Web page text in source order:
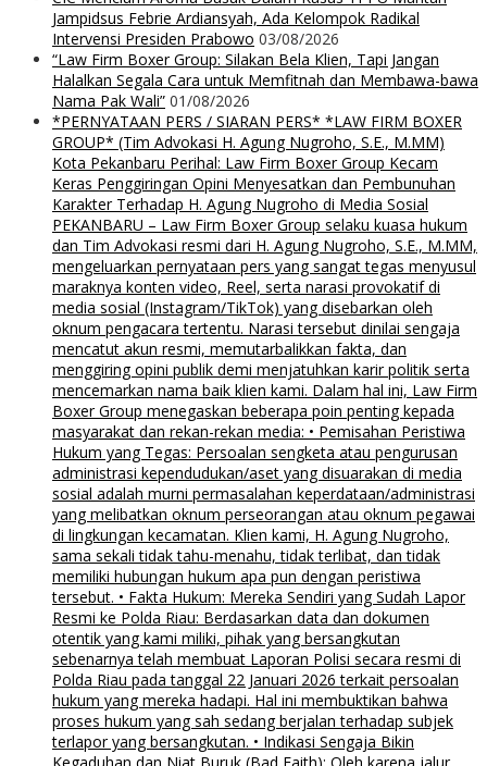
Jampidsus Febrie Ardiansyah, Ada Kelompok Radikal
Intervensi Presiden Prabowo 03/08/2026
“Law Firm Boxer Group: Silakan Bela Klien, Tapi Jangan
Halalkan Segala Cara untuk Memfitnah dan Membawa-bawa
Nama Pak Wali” 01/08/2026
*PERNYATAAN PERS / SIARAN PERS* *LAW FIRM BOXER
GROUP* (Tim Advokasi H. Agung Nugroho, S.E., M.MM)
Kota Pekanbaru Perihal: Law Firm Boxer Group Kecam
Keras Penggiringan Opini Menyesatkan dan Pembunuhan
Karakter Terhadap H. Agung Nugroho di Media Sosial
PEKANBARU – Law Firm Boxer Group selaku kuasa hukum
dan Tim Advokasi resmi dari H. Agung Nugroho, S.E., M.MM,
mengeluarkan pernyataan pers yang sangat tegas menyusul
maraknya konten video, Reel, serta narasi provokatif di
media sosial (Instagram/TikTok) yang disebarkan oleh
oknum pengacara tertentu. Narasi tersebut dinilai sengaja
mencatut akun resmi, memutarbalikkan fakta, dan
menggiring opini publik demi menjatuhkan karir politik serta
mencemarkan nama baik klien kami. Dalam hal ini, Law Firm
Boxer Group menegaskan beberapa poin penting kepada
masyarakat dan rekan-rekan media: • Pemisahan Peristiwa
Hukum yang Tegas: Persoalan sengketa atau pengurusan
administrasi kependudukan/aset yang disuarakan di media
sosial adalah murni permasalahan keperdataan/administrasi
yang melibatkan oknum perseorangan atau oknum pegawai
di lingkungan kecamatan. Klien kami, H. Agung Nugroho,
sama sekali tidak tahu-menahu, tidak terlibat, dan tidak
memiliki hubungan hukum apa pun dengan peristiwa
tersebut. • Fakta Hukum: Mereka Sendiri yang Sudah Lapor
Resmi ke Polda Riau: Berdasarkan data dan dokumen
otentik yang kami miliki, pihak yang bersangkutan
sebenarnya telah membuat Laporan Polisi secara resmi di
Polda Riau pada tanggal 22 Januari 2026 terkait persoalan
hukum yang mereka hadapi. Hal ini membuktikan bahwa
proses hukum yang sah sedang berjalan terhadap subjek
terlapor yang bersangkutan. • Indikasi Sengaja Bikin